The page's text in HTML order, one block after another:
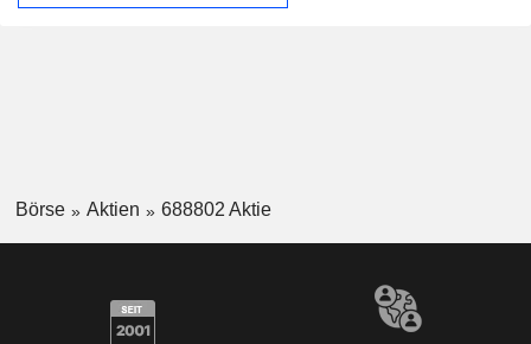
Börse Aktien 688802 Aktie